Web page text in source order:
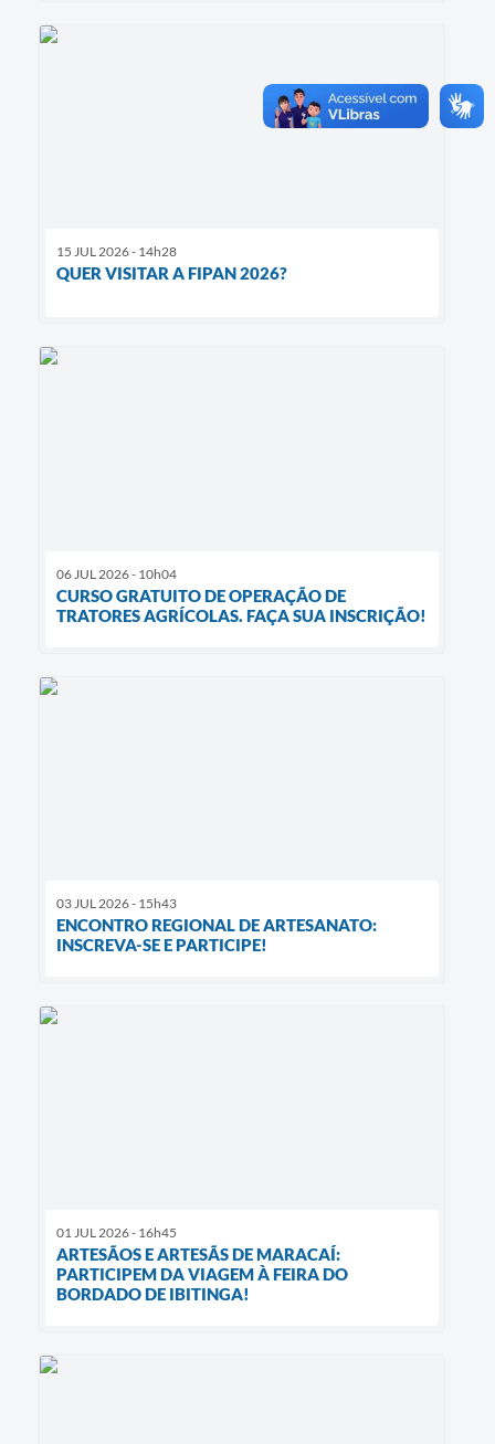
15 JUL 2026 - 14h28
QUER VISITAR A FIPAN 2026?
06 JUL 2026 - 10h04
CURSO GRATUITO DE OPERAÇÃO DE
TRATORES AGRÍCOLAS. FAÇA SUA INSCRIÇÃO!
03 JUL 2026 - 15h43
ENCONTRO REGIONAL DE ARTESANATO:
INSCREVA-SE E PARTICIPE!
01 JUL 2026 - 16h45
ARTESÃOS E ARTESÃS DE MARACAÍ:
PARTICIPEM DA VIAGEM À FEIRA DO
BORDADO DE IBITINGA!